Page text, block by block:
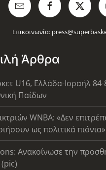
Επικοινωνία:
Άρθρα
U16, Ελλάδα-Ισραήλ 84-
Παίδων
WNBA: «Δεν
ως πολιτικά πιόνια»
Ανακοίνωσε την